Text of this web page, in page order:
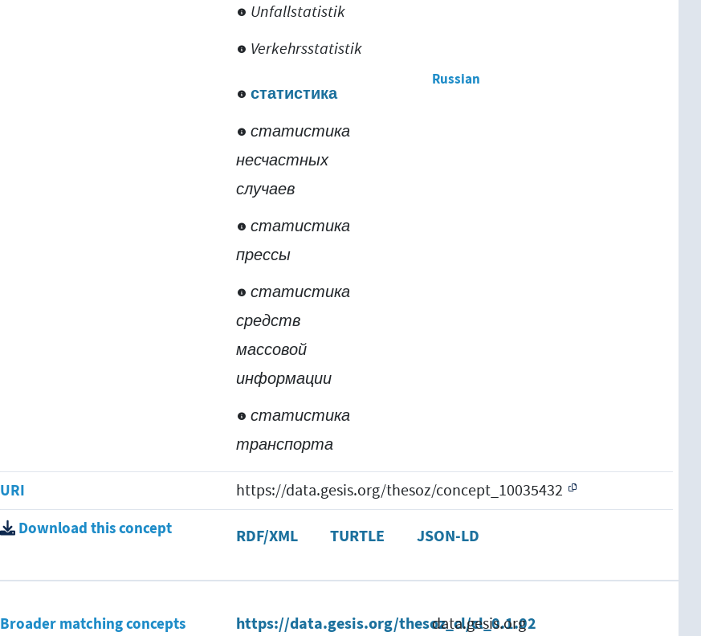
Unfallstatistik
Verkehrsstatistik
Russian
статистика
статистика
несчастных
случаев
статистика
прессы
статистика
средств
массовой
информации
статистика
транспорта
URI https://data.gesis.org/thesoz/concept_10035432
Download this concept RDF/XML TURTLE JSON-LD
Broader matching concepts https://data.gesis.org/thesoz_cl/cl_0.1.02
data.gesis.org